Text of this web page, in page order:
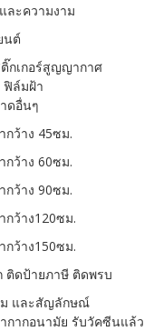
ละความงาม
นต์
กเกอร์สูญญากาศ
ฟิล์มฝ้า
ดอื่นๆ
กว้าง 45ซม.
กว้าง 60ซม.
กว้าง 90ซม.
กว้าง120ซม.
กว้าง150ซม.
ติดป้ายภาษี ติดพรบ
ม และสัญลักษณ์
กากอนามัย รับวัคซีนแล้ว